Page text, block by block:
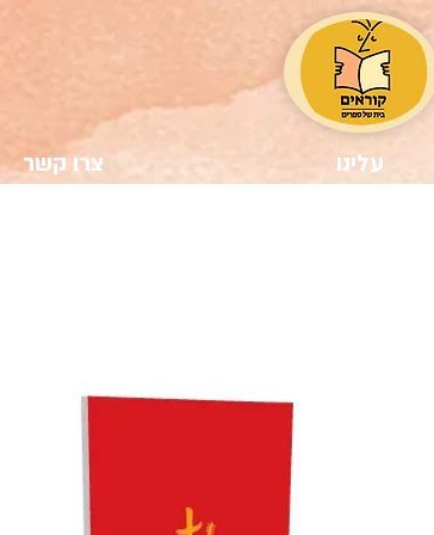
צרו קשר עלינו